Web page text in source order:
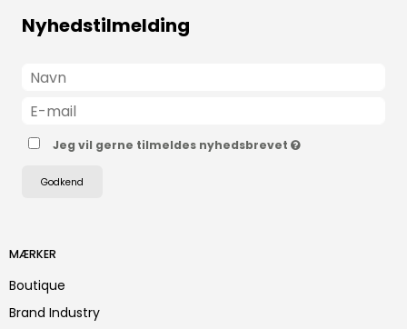
Nyhedstilmelding
Jeg vil gerne tilmeldes nyhedsbrevet
Godkend
MÆRKER
Boutique
Brand Industry